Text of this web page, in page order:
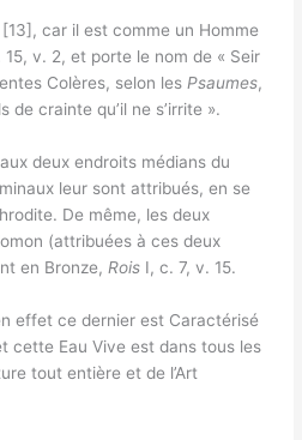
car il est comme un Homme
15, v. 2, et porte le nom de « Seir
Colères, selon les Psaumes,
de crainte qu’il ne s’irrite ».
deux endroits médians du
leur sont attribués, en se
De même, les deux
(attribuées à ces deux
en Bronze, Rois I, c. 7, v. 15.
effet ce dernier est Caractérisé
cette Eau Vive est dans tous les
tout entière et de l’Art